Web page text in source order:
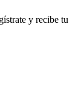
y recibe tu